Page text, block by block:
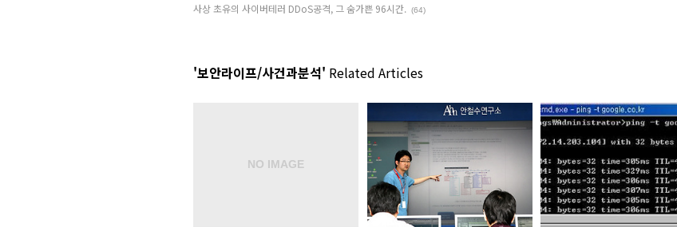
사상 초유의 사이버테러 DDoS공격, 그 숨가쁜 96시간. (64)
'보안라이프/사건과분석' Related Articles